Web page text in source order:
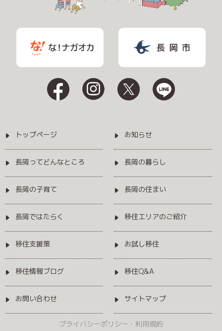
トップページ
長岡ってどんなところ
長岡の子育て
長岡ではたらく
移住支援策
移住情報ブログ
お問い合わせ
お知らせ
長岡の暮らし
長岡の住まい
移住エリアのご紹介
お試し移住
移住Q&A
サイトマップ
プライバシーポリシー・利用規約